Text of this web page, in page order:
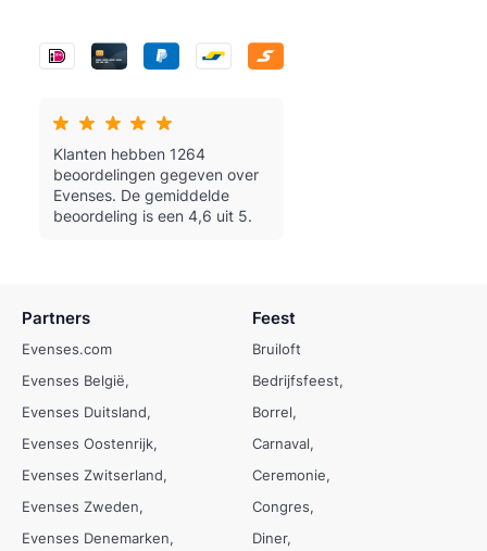
Klanten hebben 1264
beoordelingen gegeven over
Evenses. De gemiddelde
beoordeling is een 4,6 uit 5.
Partners
Evenses.com
Evenses België
Evenses Duitsland
Evenses Oostenrijk
Evenses Zwitserland
Evenses Zweden
Evenses Denemarken
Feest
Bruiloft
Bedrijfsfeest
Borrel
Carnaval
Ceremonie
Congres
Diner